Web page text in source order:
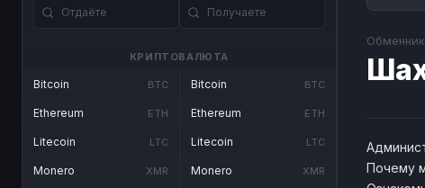
КРИПТОВАЛЮТА
Bitcoin BTC
Ethereum ETH
Litecoin LTC
Monero XMR
Bitcoin BTC
Ethereum ETH
Litecoin LTC
Monero XMR
Обменник
Почему